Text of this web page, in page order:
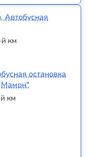
Автобусная
км
остановка
Мамон"
км